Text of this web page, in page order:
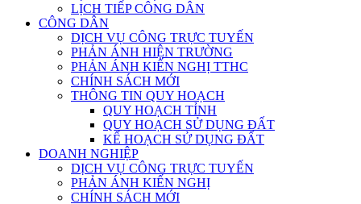
LỊCH TIẾP CÔNG DÂN
CÔNG DÂN
DỊCH VỤ CÔNG TRỰC TUYẾN
PHẢN ÁNH HIỆN TRƯỜNG
PHẢN ÁNH KIẾN NGHỊ TTHC
CHÍNH SÁCH MỚI
THÔNG TIN QUY HOẠCH
QUY HOẠCH TỈNH
QUY HOẠCH SỬ DỤNG ĐẤT
KẾ HOẠCH SỬ DỤNG ĐẤT
DOANH NGHIỆP
DỊCH VỤ CÔNG TRỰC TUYẾN
PHẢN ÁNH KIẾN NGHỊ
CHÍNH SÁCH MỚI